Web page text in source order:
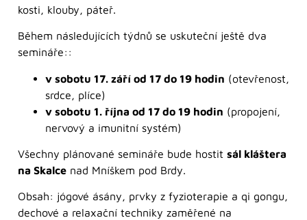
kosti, klouby, páteř.
Během následujících týdnů se uskuteční ještě dva
semináře::
v sobotu 17. září od 17 do 19 hodin (otevřenost,
srdce, plíce)
v sobotu 1. října od 17 do 19 hodin (propojení,
nervový a imunitní systém)
Všechny plánované semináře bude hostit sál kláštera
na Skalce nad Mníškem pod Brdy.
Obsah: jógové ásány, prvky z fyzioterapie a qi gongu,
dechové a relaxační techniky zaměřené na